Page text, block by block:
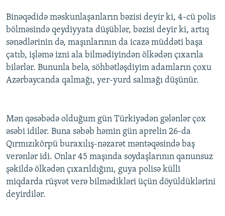
Binəqədidə məskunlaşanların bəzisi deyir ki, 4-cü polis
bölməsində qeydiyyata düşüblər, bəzisi deyir ki, artıq
sənədlərinin də, maşınlarının da icazə müddəti başa
çatıb, işləmə izni ala bilmədiyindən ölkədən çıxarıla
bilərlər. Bununla belə, söhbətləşdiyim adamların çoxu
Azərbaycanda qalmağı, yer-yurd salmağı düşünür.
Mən qəsəbədə olduğum gün Türkiyədən gələnlər çox
əsəbi idilər. Buna səbəb həmin gün aprelin 26-da
Qırmızıkörpü buraxılış-nəzarət məntəqəsində baş
verənlər idi. Onlar 45 maşında soydaşlarının qanunsuz
şəkildə ölkədən çıxarıldığını, guya polisə külli
miqdarda rüşvət verə bilmədikləri üçün döyüldüklərini
deyirdilər.